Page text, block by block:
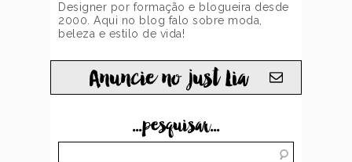
Designer por formação e blogueira desde
2000. Aqui no blog falo sobre moda,
beleza e estilo de vida!
Anuncie no just Lia
...pesquisar...